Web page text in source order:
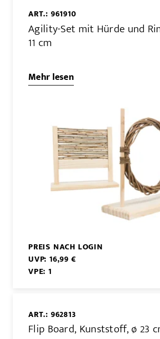
ART.: 961910
Agility-Set mit Hürde und
11 cm
Mehr lesen
PREIS NACH LOGIN
UVP: 16,99 €
VPE: 1
ART.: 962813
Flip Board, Kunststoff, ø 23